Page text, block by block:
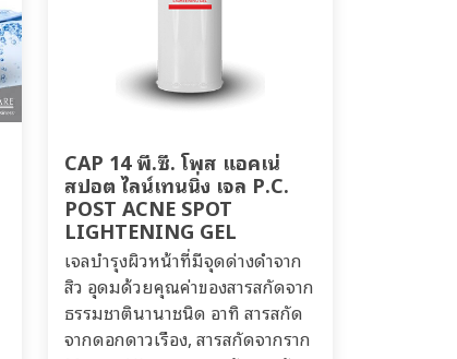
CAP 14 พี.ซี. โพส แอคเน่
สปอต ไลน์เทนนิ่ง เจล P.C.
POST ACNE SPOT
LIGHTENING GEL
เจลบำรุงผิวหน้าที่มีจุดด่างดำจาก
สิว อุดมด้วยคุณค่าของสารสกัดจาก
ธรรมชาตินานาชนิด อาทิ สารสกัด
จากดอกดาวเรือง, สารสกัดจากราก